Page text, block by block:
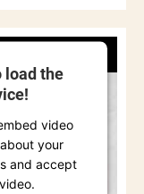
load the
video
your
and accept